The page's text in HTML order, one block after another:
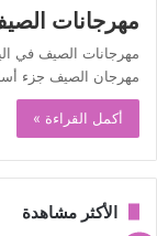
مهرجانات
مهرجانات الصيف في
مهرجان الصيف جزء
أكمل القراءة »
الأكثر مشاهدة